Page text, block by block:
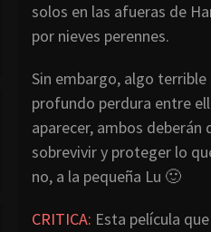
solos en las afueras de
por nieves perennes.
Sin embargo, algo
profundo perdura entre
aparecer, ambos
sobrevivir y proteger lo
no, a la pequeña Lu 🙂
CRITICA: Esta película